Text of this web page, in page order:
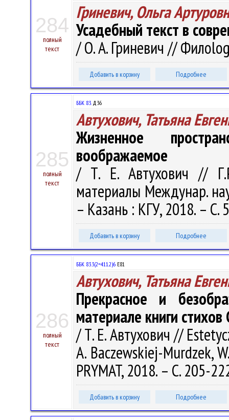
284
полный
текст
Гриневич, Ольга
Усадебный текст в
/ О. А. Гриневич //
Добавить в корзину Подробнее
285
полный
текст
ББК 83.Д36
Автухович, Татьяна
Жизненное
воображаемое
/ Т. Е. Автухович //
материалы Междунар.
– Казань : КГУ, 2018. – С.
Добавить в корзину Подробнее
286
полный
текст
ББК 83.3(2=411.2)6 E81
Автухович, Татьяна
Прекрасное и
материале книги стихов
/ Т. Е. Автухович //
A. Baczewskiej-Murdzek,
PRYMAT, 2018. – С. 205-
Добавить в корзину Подробнее